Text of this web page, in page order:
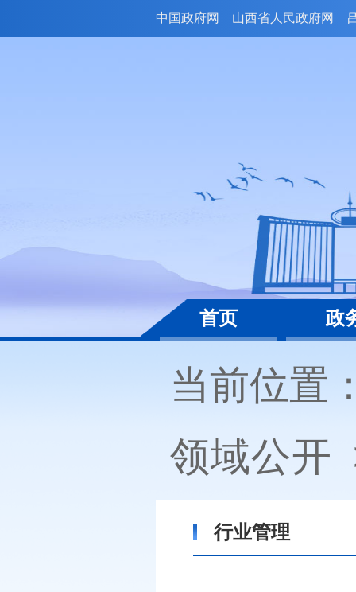
中国政府网 山西省人民政府网
首页 政
当前位置
领域公开
行业管理